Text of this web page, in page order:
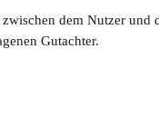
dem Nutzer
Gutachter.